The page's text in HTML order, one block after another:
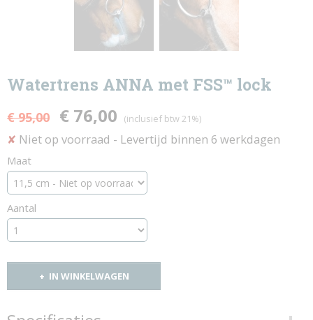
Watertrens ANNA met FSS™ lock
€ 95,00 € 76,00 (inclusief btw 21%)
✘ Niet op voorraad - Levertijd binnen 6 werkdagen
Maat
Aantal
IN WINKELWAGEN